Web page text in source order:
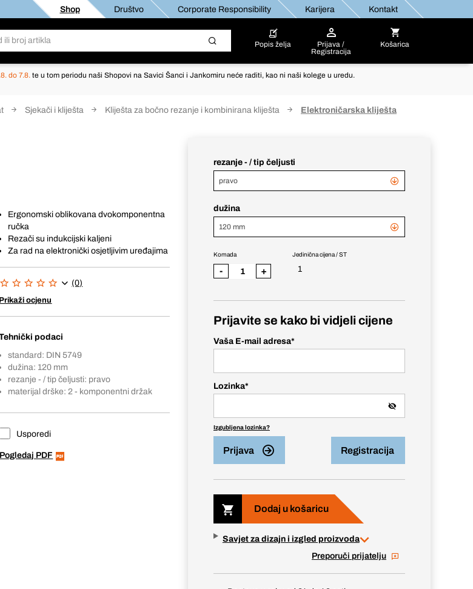
Shop Društvo Corporate Responsibility Karijera Kontakt
Popis želja
Prijava /
Registracija
Košarica
do 7.8. te u tom periodu naši Shopovi na Savici Šanci i Jankomiru neće raditi, kao ni naši kolege u uredu.
Sjekači i kliješta Kliješta za bočno rezanje i kombinirana kliješta Elektroničarska kliješta
Ergonomski oblikovana dvokomponentna
ručka
Rezači su indukcijski kaljeni
Za rad na elektronički osjetljivim uređajima
(0)
Prikaži ocjenu
podaci
standard: DIN 5749
dužina: 120 mm
rezanje - / tip čeljusti: pravo
materijal drške: 2 - komponentni držak
Usporedi
Pogledaj PDF
rezanje - / tip čeljusti
pravo
dužina
120 mm
Jedinična cijena / ST
1
Komada
- +
Prijavite se kako bi vidjeli cijene
Vaša E-mail adresa*
Lozinka*
Izgubljena lozinka?
Prijava Registracija
Dodaj u košaricu
Savjet za dizajn i izgled proizvoda
Preporuči prijatelju